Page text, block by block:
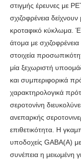
στιγμής έρευνες με
σχιζοφρένεια
κροταφικό κύκλωμα.
άτομα με
στοιχεία
μία ξεχωριστή
και συμπεριφορικά
χαρακτηρολογικά
σεροτονίνη
ανεπαρκής
επιθετικότητα. Η
υποδοχείς GABA(A)
συνέπεια η μειωμένη